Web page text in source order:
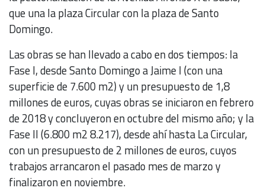
que una la plaza Circular con la plaza de Santo
Domingo.
Las obras se han llevado a cabo en dos tiempos: la
Fase I, desde Santo Domingo a Jaime I (con una
superficie de 7.600 m2) y un presupuesto de 1,8
millones de euros, cuyas obras se iniciaron en febrero
de 2018 y concluyeron en octubre del mismo año; y la
Fase II (6.800 m2 8.217), desde ahí hasta La Circular,
con un presupuesto de 2 millones de euros, cuyos
trabajos arrancaron el pasado mes de marzo y
finalizaron en noviembre.